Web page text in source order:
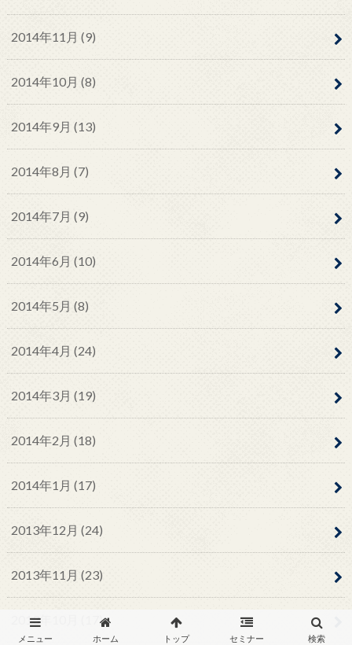
メニュー ホーム トップ セミナー 検索
2014年11月 (9)
2014年10月 (8)
2014年9月 (13)
2014年8月 (7)
2014年7月 (9)
2014年6月 (10)
2014年5月 (8)
2014年4月 (24)
2014年3月 (19)
2014年2月 (18)
2014年1月 (17)
2013年12月 (24)
2013年11月 (23)
2013年10月 (17)